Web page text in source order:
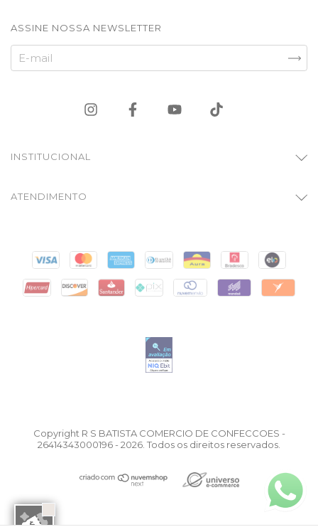
ASSINE NOSSA NEWSLETTER
INSTITUCIONAL
ATENDIMENTO
Copyright R S BATISTA COMERCIO DE CONFECCOES -
26414343000196 - 2026. Todos os direitos reservados.